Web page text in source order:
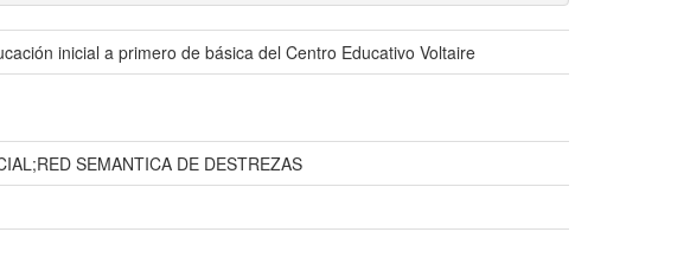
inicial a primero de básica del Centro Educativo Voltaire
SEMANTICA DE DESTREZAS